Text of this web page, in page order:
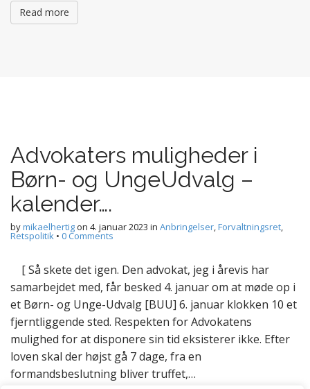
Read more
Advokaters muligheder i
Børn- og UngeUdvalg –
kalender….
bymikaelhertigon 4. januar 2023 in Anbringelser,Forvaltningsret,
Retspolitik • 0 Comments
[ Så skete det igen. Den advokat, jeg i årevis har
samarbejdet med, får besked 4. januar om at møde op i
et Børn- og Unge-Udvalg [BUU] 6. januar klokken 10 et
fjerntliggende sted. Respekten for Advokatens
mulighed for at disponere sin tid eksisterer ikke. Efter
loven skal der højst gå 7 dage, fra en
formandsbeslutning bliver truffet,…